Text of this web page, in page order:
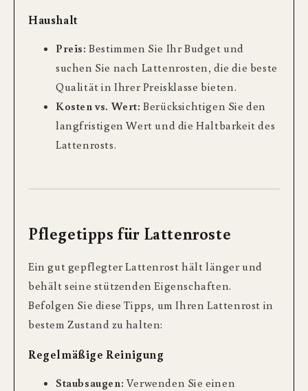
Haushalt
Preis: Bestimmen Sie Ihr Budget und
suchen Sie nach Lattenrosten, die die beste
Qualität in Ihrer Preisklasse bieten.
Kosten vs. Wert: Berücksichtigen Sie den
langfristigen Wert und die Haltbarkeit des
Lattenrosts.
Pflegetipps für Lattenroste
Ein gut gepflegter Lattenrost hält länger und
behält seine stützenden Eigenschaften.
Befolgen Sie diese Tipps, um Ihren Lattenrost in
bestem Zustand zu halten:
Regelmäßige Reinigung
Staubsaugen: Verwenden Sie einen